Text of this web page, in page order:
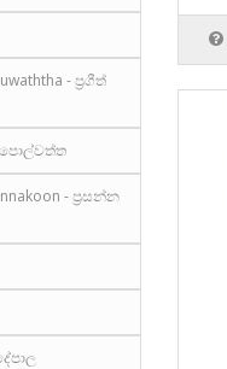
- ප්‍රගීත්
පොල්වත්ත
- ප්‍රසන්න